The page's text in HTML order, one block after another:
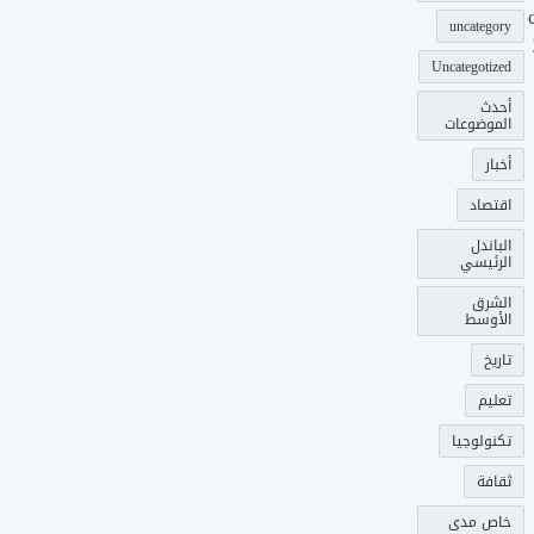
uncategory
Uncategotized
أحدث
الموضوعات
أخبار
اقتصاد
الباندل
الرئيسي
الشرق
الأوسط
تاريخ
تعليم
تكنولوجيا
ثقافة
خاص مدى